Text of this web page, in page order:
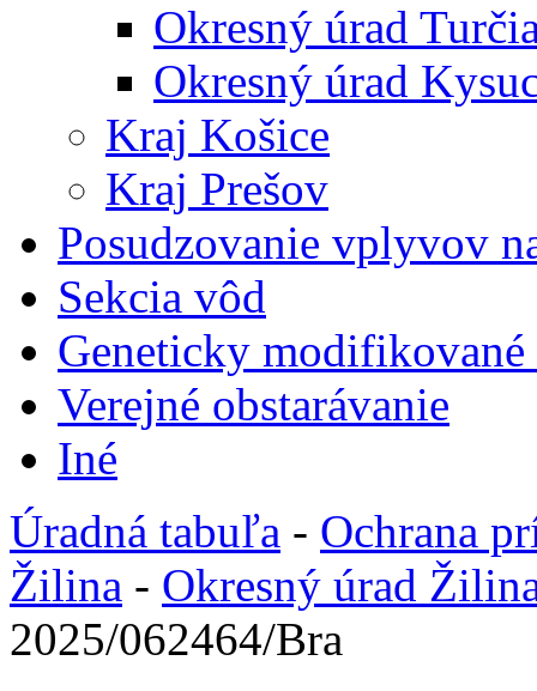
Okresný úrad
Okresný úrad
Kraj Košice
Kraj Prešov
Posudzovanie vplyvov
Sekcia vôd
Geneticky
Verejné obstarávanie
Iné
Úradná tabuľa - Ochrana
Žilina - Okresný úrad
2025/062464/Bra